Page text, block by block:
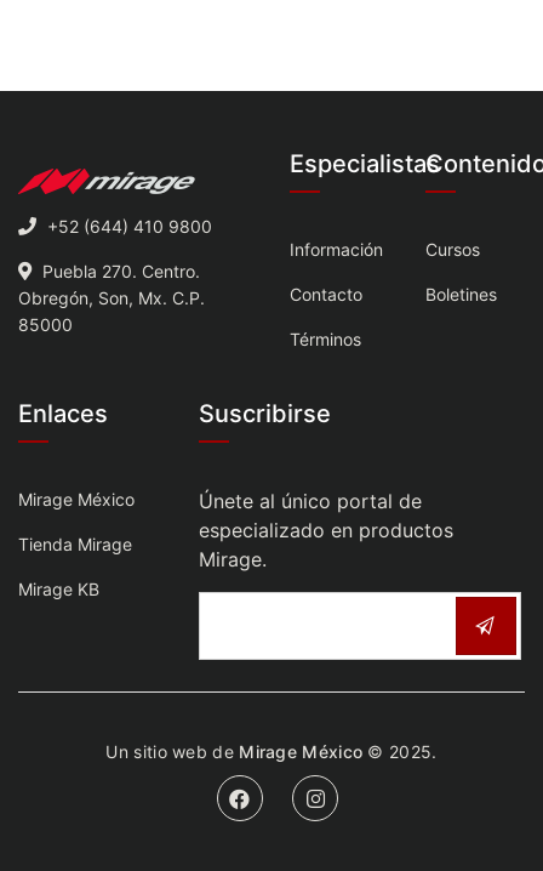
+52 (644) 410 9800
Puebla 270. Centro.
Obregón, Son, Mx. C.P.
85000
Especialistas
Información
Contacto
Términos
Cursos
Boletines
Enlaces
Mirage México
Tienda Mirage
Mirage KB
Suscribirse
Únete al único portal de
especializado en productos
Mirage.
Un sitio web de Mirage México © 2025.